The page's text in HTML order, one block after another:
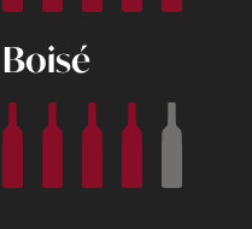
Boisé